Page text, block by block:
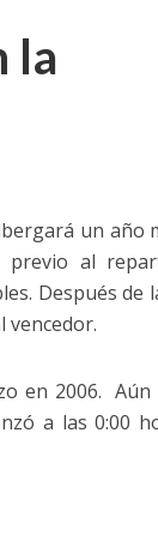
la
un año
previo al
Después de
vencedor.
en 2006. Aún
a las 0:00